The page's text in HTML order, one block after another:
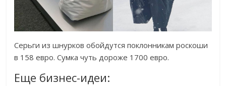
Серьги из шнурков обойдутся поклонникам роскоши
в 158 евро. Сумка чуть дороже 1700 евро.
Еще бизнес-идеи: